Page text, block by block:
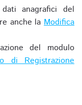
anagrafici del
anche laModifica
del modulo
di Registrazione